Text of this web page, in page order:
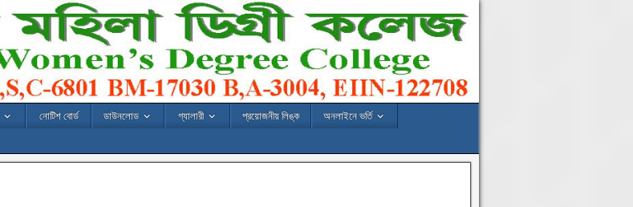
নোটিশ বোর্ড ডাউনলোড গ্যালারী প্রয়োজনীয় লিঙ্ক অনলাইনে ভর্তি